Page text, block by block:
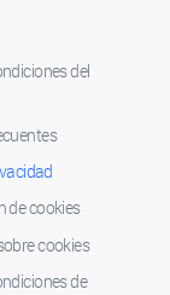
del
de cookies
cookies
de